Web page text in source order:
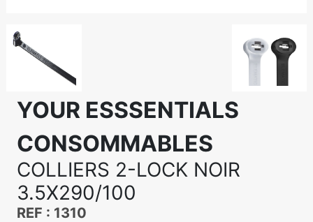
YOUR ESSSENTIALS
CONSOMMABLES
COLLIERS 2-LOCK NOIR
3.5X290/100
REF : 1310